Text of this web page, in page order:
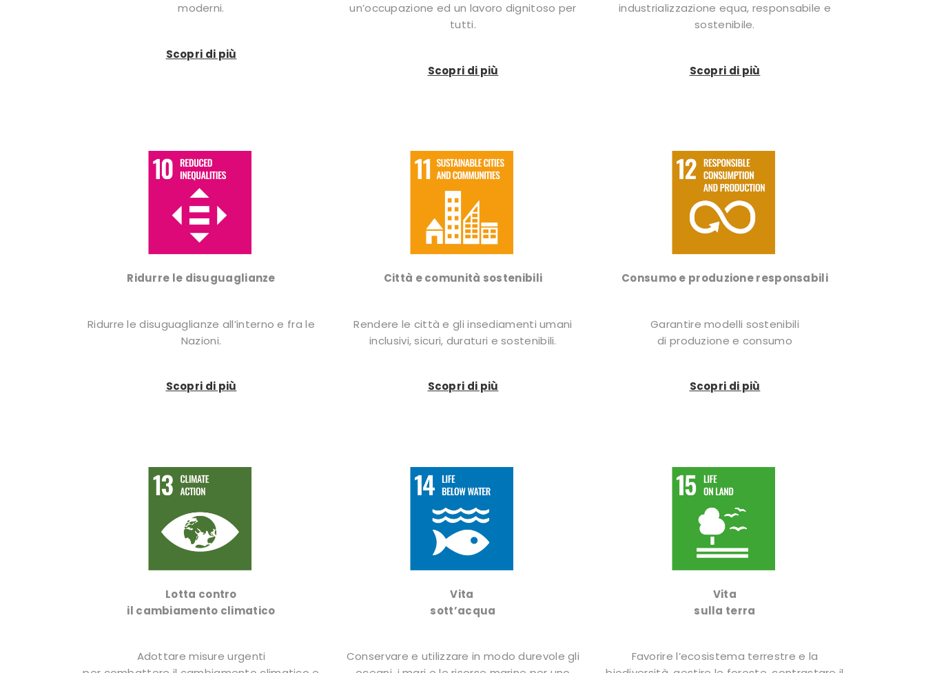
moderni.
Scopri di più
un’occupazione ed un lavoro dignitoso per
tutti.
Scopri di più
industrializzazione equa, responsabile e
sostenibile.
Scopri di più
Ridurre le disuguaglianze
Ridurre le disuguaglianze all’interno e fra le
Nazioni.
Scopri di più
Città e comunità sostenibili
Rendere le città e gli insediamenti umani
inclusivi, sicuri, duraturi e sostenibili.
Scopri di più
Consumo e produzione responsabili
Garantire modelli sostenibili
di produzione e consumo
Scopri di più
Lotta contro
il cambiamento climatico
Adottare misure urgenti
Vita
sott’acqua
Conservare e utilizzare in modo durevole gli
Vita
sulla terra
Favorire l’ecosistema terrestre e la